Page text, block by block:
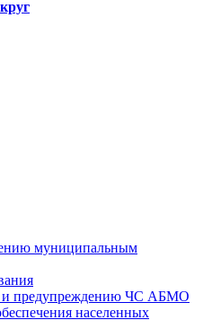
муниципальным
и предупреждению ЧС АБМО
населенных